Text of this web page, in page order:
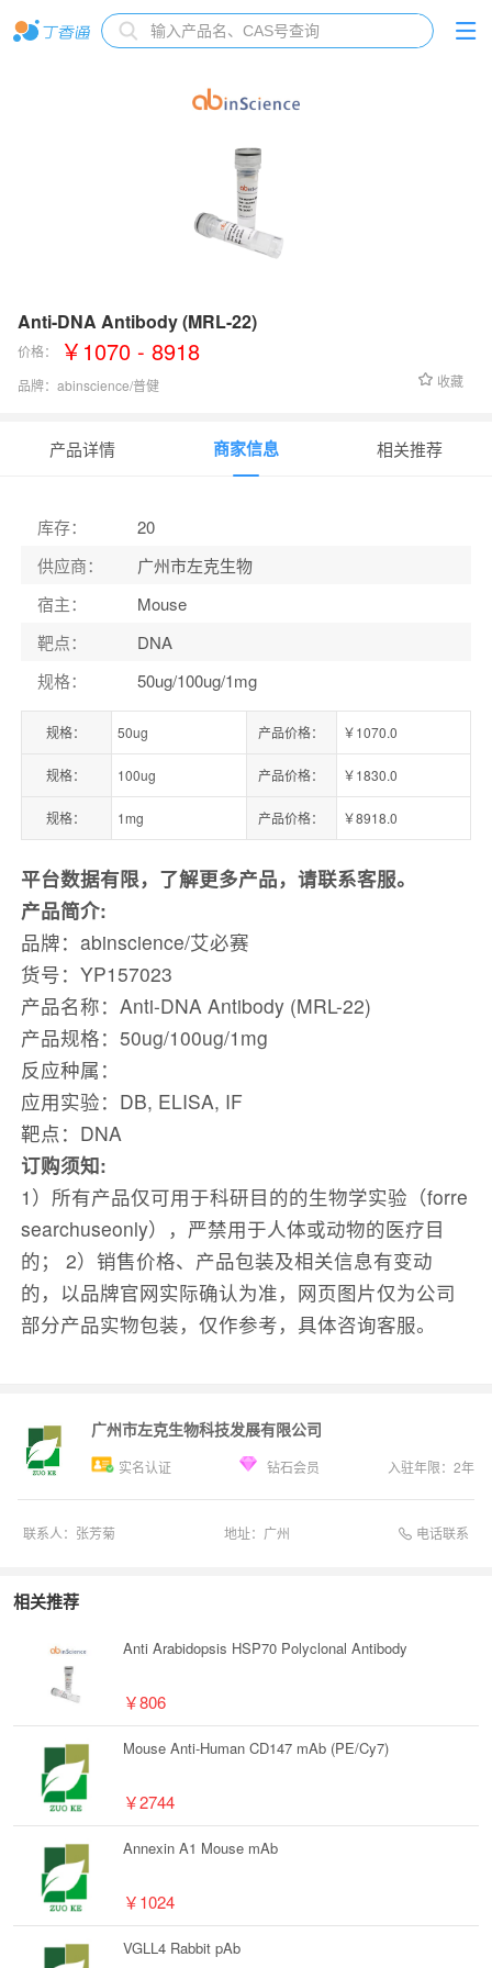
Anti-DNA Antibody (MRL-22)
价格： ￥1070 - 8918
品牌： abinscience/普健
： Mouse
收藏
产品详情 商家信息 相关推荐
库存：
20
供应商：
广州市左克生物
宿主：
Mouse
靶点：
DNA
规格： 50ug/100ug/1mg
规格： 50ug 产品价格： ￥1070.0
规格： 100ug 产品价格： ￥1830.0
规格： 1mg 产品价格： ￥8918.0
平台数据有限，了解更多产品，请联系客服。
产品简介:
品牌：abinscience/艾必赛
货号：YP157023
产品名称：Anti-DNA Antibody (MRL-22)
产品规格：50ug/100ug/1mg
反应种属：
应用实验：DB, ELISA, IF
靶点：DNA
订购须知:
1）所有产品仅可用于科研目的的生物学实验（forre
searchuseonly），严禁用于人体或动物的医疗目
的； 2）销售价格、产品包装及相关信息有变动
的，以品牌官网实际确认为准，网页图片仅为公司
部分产品实物包装，仅作参考，具体咨询客服。
广州市左克生物科技发展有限公司
实名认证 钻石会员 入驻年限： 2年
联系人： 张芳菊 地址： 广州 电话联系
相关推荐
Anti Arabidopsis HSP70 Polyclonal Antibody
￥806
Mouse Anti-Human CD147 mAb (PE/Cy7)
￥2744
Annexin A1 Mouse mAb
￥1024
VGLL4 Rabbit pAb